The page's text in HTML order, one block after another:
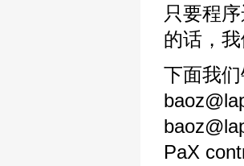
只要程
的话，
下面我
PaX